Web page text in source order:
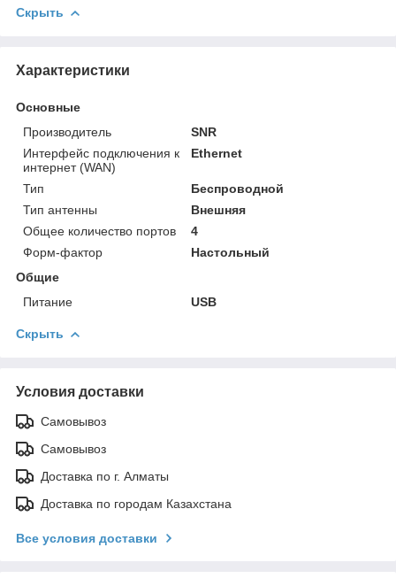
Скрыть
Характеристики
Основные
Производитель
SNR
Интерфейс подключения к
интернет (WAN)
Ethernet
Тип
Беспроводной
Тип антенны
Внешняя
Общее количество портов
4
Форм-фактор
Настольный
Общие
Питание
USB
Скрыть
Условия доставки
Самовывоз
Самовывоз
Доставка по г. Алматы
Доставка по городам Казахстана
Все условия доставки